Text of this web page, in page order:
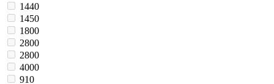
1440
1450
1800
2800
2800
4000
910